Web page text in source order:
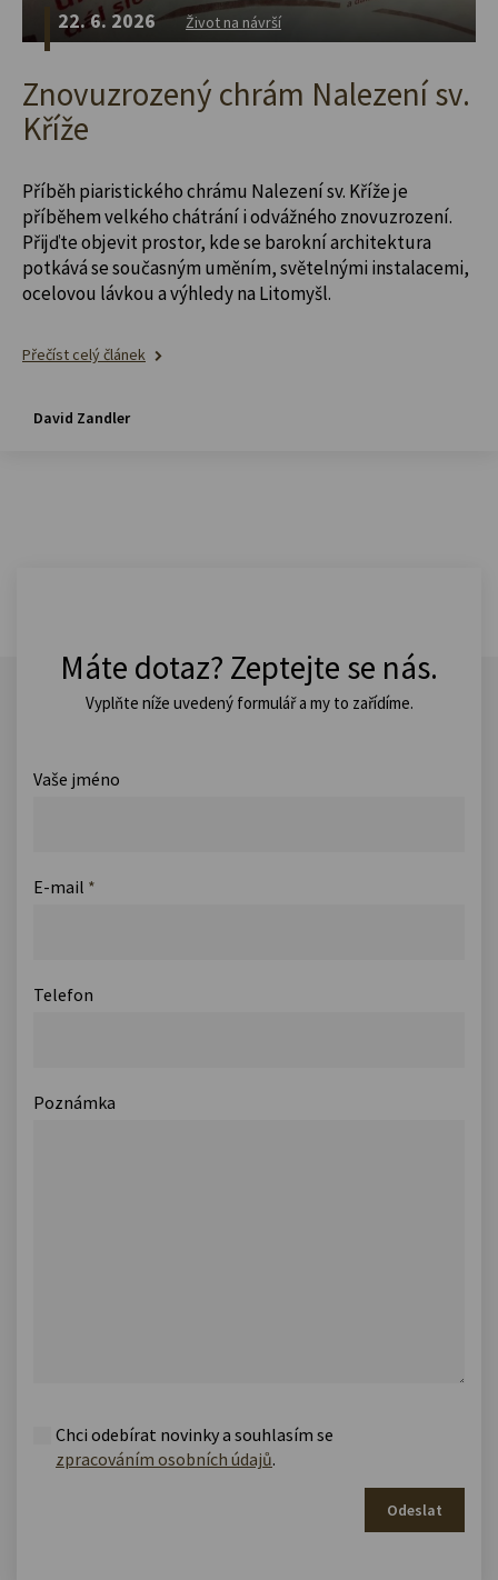
22. 6. 2026 Život na návrší
Znovuzrozený chrám Nalezení sv.
Kříže
Příběh piaristického chrámu Nalezení sv. Kříže je
příběhem velkého chátrání i odvážného znovuzrození.
Přijďte objevit prostor, kde se barokní architektura
potkává se současným uměním, světelnými instalacemi,
ocelovou lávkou a výhledy na Litomyšl.
Přečíst celý článek
David Zandler
Máte dotaz? Zeptejte se nás.
Vyplňte níže uvedený formulář a my to zařídíme.
Vaše jméno
E-mail *
Telefon
Poznámka
Chci odebírat novinky a souhlasím se
zpracováním osobních údajů.
Odeslat